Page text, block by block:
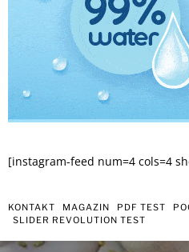
[instagram-feed num=4 cols=4
KONTAKT MAGAZIN PDF TEST
SLIDER REVOLUTION TEST